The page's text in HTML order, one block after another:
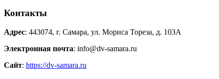
Контакты
Адрес: 443074, г. Самара, ул. Мориса Тореза, д. 103А
Электронная почта: info@dv-samara.ru
Сайт: https://dv-samara.ru